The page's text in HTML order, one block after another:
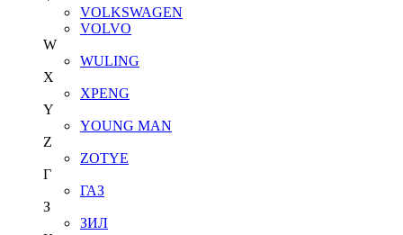
VOLKSWAGEN
VOLVO
W
WULING
X
XPENG
Y
YOUNG MAN
Z
ZOTYE
Г
ГАЗ
З
ЗИЛ